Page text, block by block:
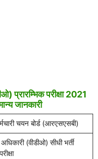
प्रारम्भिक परीक्षा 2021
जानकारी
चयन बोर्ड (आरएसएसबी)
(वीडीओ) सीधी भर्ती